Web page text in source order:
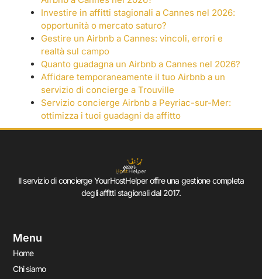
Investire in affitti stagionali a Cannes nel 2026:
opportunità o mercato saturo?
Gestire un Airbnb a Cannes: vincoli, errori e
realtà sul campo
Quanto guadagna un Airbnb a Cannes nel 2026?
Affidare temporaneamente il tuo Airbnb a un
servizio di concierge a Trouville
Servizio concierge Airbnb a Peyriac-sur-Mer:
ottimizza i tuoi guadagni da affitto
Il servizio di concierge YourHostHelper offre una gestione completa
degli affitti stagionali dal 2017.
Menu
Home
Chi siamo